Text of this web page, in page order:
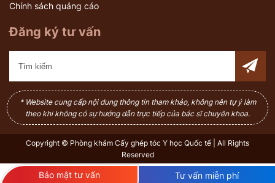
Chính sách quảng cáo
Đăng ký tư vấn
* Website cung cấp nội dung thông tin tham khảo, không nên tự ý làm
theo khi không có sự hướng dẫn trực tiếp của bác sĩ chuyên khoa.
Copyright © Phòng khám Cấy ghép tóc Y học Quốc tế | All Rights
Reserved
Bảo mật tư vấn Tư vấn miễn phí